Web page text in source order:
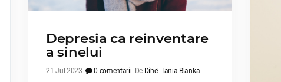
Depresia ca reinventare
a sinelui
21 Jul 2023 0 comentarii De Dihel Tania Blanka